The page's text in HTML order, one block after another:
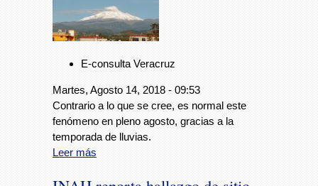
E-consulta Veracruz
Martes, Agosto 14, 2018 - 09:53
Contrario a lo que se cree, es normal este
fenómeno en pleno agosto, gracias a la
temporada de lluvias.
Leer más